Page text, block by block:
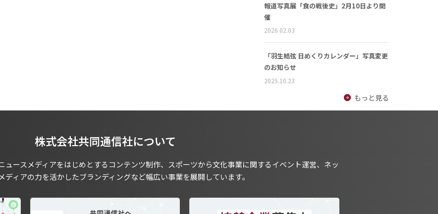
報道写真展「食の戦後史」2月10日より開
催
2026.02.03
「羽生結弦 日めくりカレンダー」写真変更
のお知らせ
2025.10.23
もっと見る
株式会社共同通信社について
ースメディアをはじめとするコンテンツ制作、スポーツから文化事業に関するイベント運営、ネッ
ディアの力を活かしたブランディングなど幅広い事業を展開しています。